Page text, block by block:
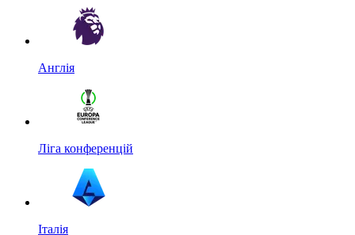
Англія
Ліга конференцій
Італія